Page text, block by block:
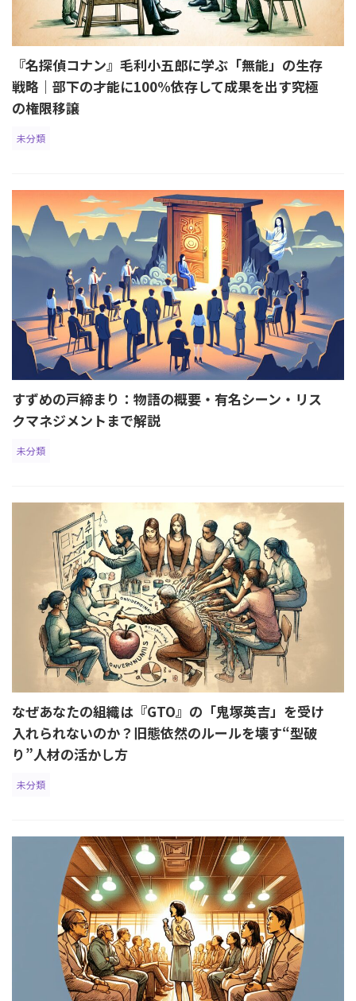
『名探偵コナン』毛利小五郎に学ぶ「無能」の生存
戦略｜部下の才能に100%依存して成果を出す究極
の権限移譲
未分類
すずめの戸締まり：物語の概要・有名シーン・リス
クマネジメントまで解説
未分類
なぜあなたの組織は『GTO』の「鬼塚英吉」を受け
入れられないのか？旧態依然のルールを壊す“型破
り”人材の活かし方
未分類